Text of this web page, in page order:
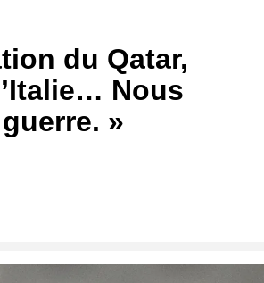
du Qatar,
Nous
»